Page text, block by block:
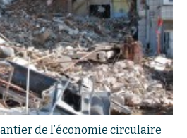
de l’économie circulaire